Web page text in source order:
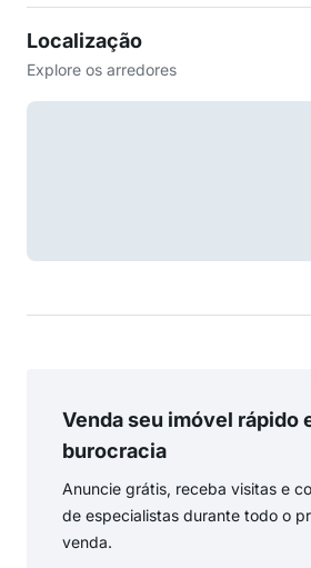
Localização
Explore os arredores
Venda seu imóvel rápido
burocracia
Anuncie grátis, receba visitas e
de especialistas durante todo o
venda.